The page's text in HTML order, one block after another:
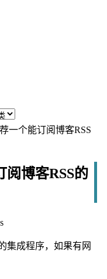
一个能订阅博客RSS
阅博客RSS的
集成程序，如果有网